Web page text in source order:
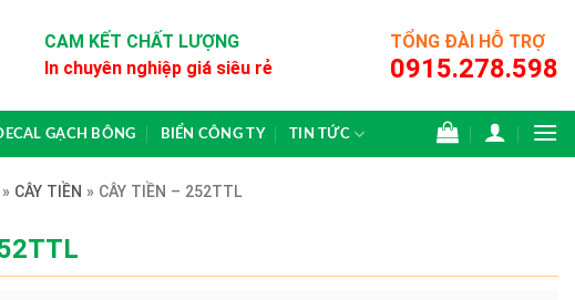
CAM KẾT CHẤT LƯỢNG
In chuyên nghiệp giá siêu rẻ
TỔNG ĐÀI HỖ TRỢ
0915.278.598
GẠCH BÔNG BIỂN CÔNG TY TIN TỨC
» CÂY TIỀN » CÂY TIỀN – 252TTL